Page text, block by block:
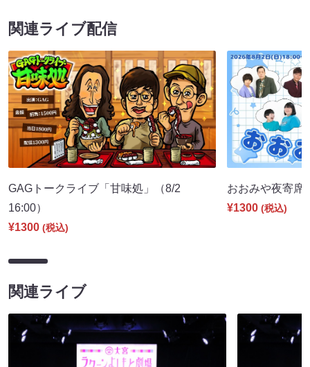
関連ライブ配信
GAGトークライブ「甘味処」（8/2
16:00）
¥1300 (税込)
おおみや夜寄
¥1300 (税込)
関連ライブ